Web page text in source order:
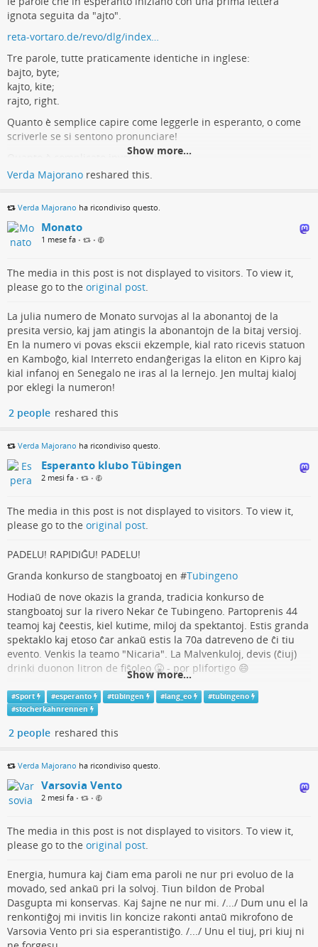
ignota seguita da "ajto".
reta-vortaro.de/revo/dlg/index…
Tre parole, tutte praticamente identiche in inglese:
bajto, byte;
kajto, kite;
rajto, right.
Quanto è semplice capire come leggerle in esperanto, o come
scriverle se si sentono pronunciare!
Quanto è complicato invece in inglese!
www.reta-vortaro.de
Show more...
Verda Majorano reshared this.
Verda Majorano ha ricondiviso questo.
Monato
1 mese fa • •
The media in this post is not displayed to visitors. To view it,
please go to the original post.
La julia numero de Monato survojas al la abonantoj de la
presita versio, kaj jam atingis la abonantojn de la bitaj versioj.
En la numero vi povas ekscii ekzemple, kial rato ricevis statuon
en Kamboĝo, kial Interreto endanĝerigas la eliton en Kipro kaj
kial infanoj en Senegalo ne iras al la lernejo. Jen multaj kialoj
por eklegi la numeron!
2 people reshared this
Verda Majorano ha ricondiviso questo.
Esperanto klubo Tübingen
2 mesi fa • •
The media in this post is not displayed to visitors. To view it,
please go to the original post.
PADELU! RAPIDIĜU! PADELU!
Granda konkurso de stangboatoj en #Tubingeno
Hodiaŭ de nove okazis la granda, tradicia konkurso de
stangboatoj sur la rivero Nekar ĉe Tubingeno. Partoprenis 44
teamoj kaj ĉeestis, kiel kutime, miloj da spektantoj. Estis granda
spektaklo kaj etoso ĉar ankaŭ estis la 70a datreveno de ĉi tiu
evento. Venkis la teamo "Nicaria". La Malvenkuloj, devis (ĉiuj)
drinki duonon litron de fiŝoleo 🤮 - por plifortigo 😄
#esperanto#lang_eo#sport#tübingen#stocherkahnrennen
Show more...
#Sport #esperanto #tübingen #lang_eo #tubingeno
#stocherkahnrennen
2 people reshared this
Verda Majorano ha ricondiviso questo.
Varsovia Vento
2 mesi fa • •
The media in this post is not displayed to visitors. To view it,
please go to the original post.
Energia, humura kaj ĉiam ema paroli ne nur pri evoluo de la
movado, sed ankaŭ pri la solvoj. Tiun bildon de Probal
Dasgupta mi konservas. Kaj ŝajne ne nur mi. /.../ Dum unu el la
renkontiĝoj mi invitis lin koncize rakonti antaŭ mikrofono de
Varsovia Vento pri sia esperantistiĝo. /.../ Unu el tiuj, pri kiuj ni